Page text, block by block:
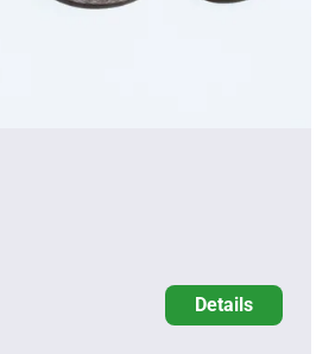
Details